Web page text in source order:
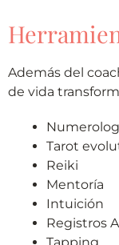
Además del
de vida
Tarot
Reiki
Mentoría
Intuición
Registros
Tapping